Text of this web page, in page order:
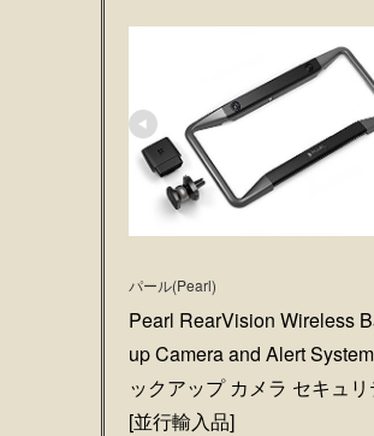
パール(Pearl)
Pearl RearVision Wireless
up Camera and Alert
ックアップ カメラ セキュリ
[並行輸入品]